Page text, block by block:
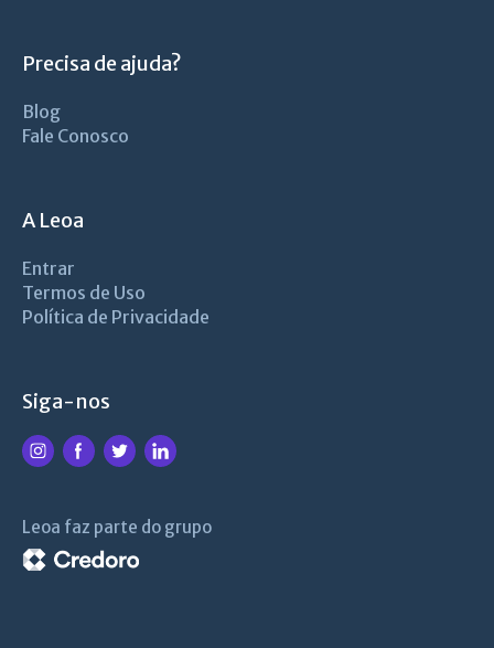
Precisa de ajuda?
Blog
Fale Conosco
A Leoa
Entrar
Termos de Uso
Política de Privacidade
Siga-nos
Leoa faz parte do grupo